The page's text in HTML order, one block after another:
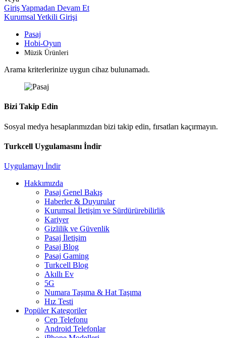
Giriş Yapmadan Devam Et
Kurumsal Yetkili Girişi
Pasaj
Hobi-Oyun
Müzik Ürünleri
Arama kriterlerinize uygun cihaz bulunamadı.
Bizi Takip Edin
Sosyal medya hesaplarımızdan bizi takip edin, fırsatları kaçırmayın.
Turkcell Uygulamasını İndir
Uygulamayı İndir
Hakkımızda
Pasaj Genel Bakış
Haberler & Duyurular
Kurumsal İletişim ve Sürdürürebilirlik
Kariyer
Gizlilik ve Güvenlik
Pasaj İletişim
Pasaj Blog
Pasaj Gaming
Turkcell Blog
Akıllı Ev
5G
Numara Taşıma & Hat Taşıma
Hız Testi
Popüler Kategoriler
Cep Telefonu
Android Telefonlar